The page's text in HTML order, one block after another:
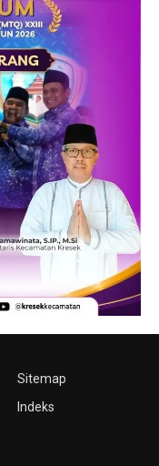
Sitemap
Indeks